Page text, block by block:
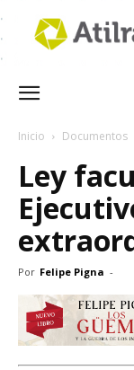
Inicio Documentos
Ley
Por Felipe Pigna -